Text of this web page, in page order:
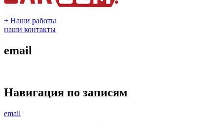
+ Наши работы
наши контакты
email
Навигация по записям
email